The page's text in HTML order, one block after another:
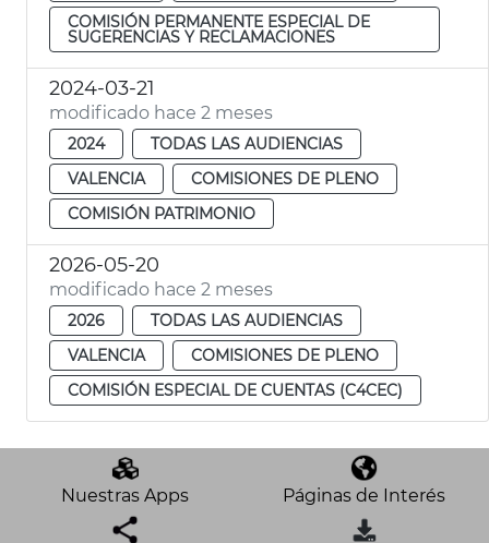
COMISIÓN PERMANENTE ESPECIAL DE
SUGERENCIAS Y RECLAMACIONES
2024-03-21
modificado hace 2 meses
2024
TODAS LAS AUDIENCIAS
VALENCIA
COMISIONES DE PLENO
COMISIÓN PATRIMONIO
2026-05-20
modificado hace 2 meses
2026
TODAS LAS AUDIENCIAS
VALENCIA
COMISIONES DE PLENO
COMISIÓN ESPECIAL DE CUENTAS (C4CEC)
Nuestras Apps Páginas de Interés